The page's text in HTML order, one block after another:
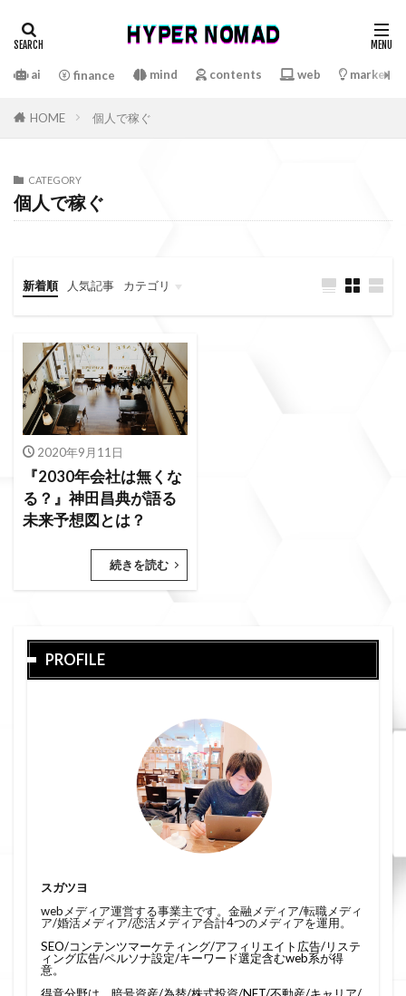
ai finance mind contents web
HOME 個人で稼ぐ
CATEGORY
個人で稼ぐ
新着順 人気記事 カテゴリ
mind
finance
web
marketing
lifestyle
contents
business
diary
sense
private
2020年9月11日
『2030年会社は無くな
る？』神田昌典が語る
未来予想図とは？
続きを読む
PROFILE
スガツヨ
webメディア運営する事業主です。金融メディア/転職メディ
ア/婚活メディア/恋活メディア合計4つのメディアを運用。
SEO/コンテンツマーケティング/アフィリエイト広告/リステ
ィング広告/ペルソナ設定/キーワード選定含むweb系が得
意。